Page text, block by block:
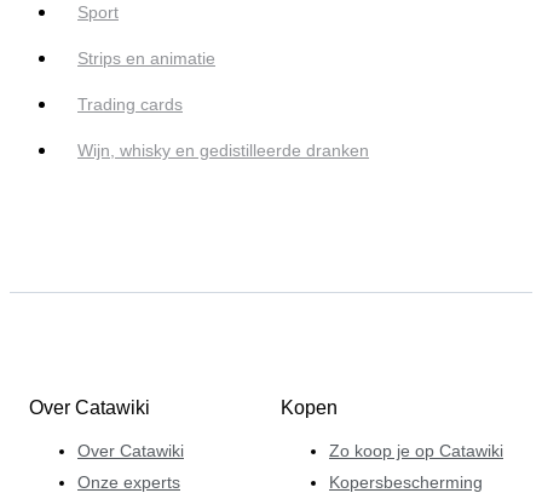
Sport
Strips en animatie
Trading cards
Wijn, whisky en gedistilleerde dranken
Over Catawiki
Over Catawiki
Onze experts
Kopen
Zo koop je op Catawiki
Kopersbescherming